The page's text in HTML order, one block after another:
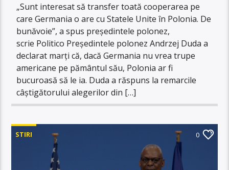
„Sunt interesat să transfer toată cooperarea pe
care Germania o are cu Statele Unite în Polonia. De
bunăvoie”, a spus președintele polonez,
scrie Politico Președintele polonez Andrzej Duda a
declarat marți că, dacă Germania nu vrea trupe
americane pe pământul său, Polonia ar fi
bucuroasă să le ia. Duda a răspuns la remarcile
câștigătorului alegerilor din […]
STIRI 0